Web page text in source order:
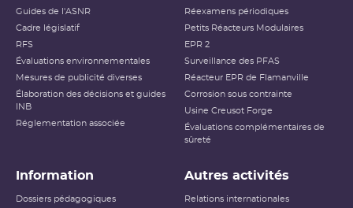
Guides de l'ASNR
Cadre législatif
RFS
Évaluations environnementales
Mesures de publicité diverses
Élaboration des décisions et guides
INB
Réglementation associée
Réexamens périodiques
Petits Réacteurs Modulaires
EPR 2
Surveillance des PFAS
Réacteur EPR de Flamanville
Corrosion sous contrainte
Usine Creusot Forge
Évaluations complémentaires de
sûreté
Information
Dossiers pédagogiques
Autres activités
Relations internationales